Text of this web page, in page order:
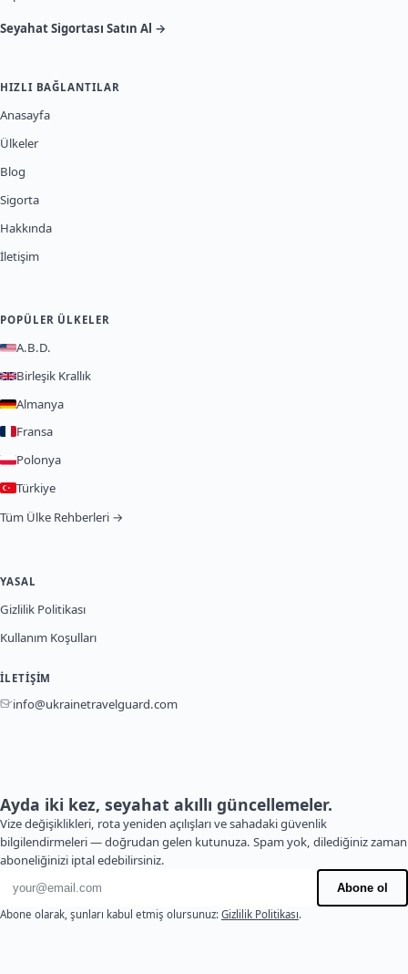
Seyahat Sigortası Satın Al →
HIZLI BAĞLANTILAR
Anasayfa
Ülkeler
Blog
Sigorta
Hakkında
İletişim
POPÜLER ÜLKELER
A.B.D.
Birleşik Krallık
Almanya
Fransa
Polonya
Türkiye
Tüm Ülke Rehberleri →
YASAL
Gizlilik Politikası
Kullanım Koşulları
İLETIŞIM
info@ukrainetravelguard.com
Ayda iki kez, seyahat akıllı güncellemeler.
Vize değişiklikleri, rota yeniden açılışları ve sahadaki güvenlik
bilgilendirmeleri — doğrudan gelen kutunuza. Spam yok, dilediğiniz zaman
aboneliğinizi iptal edebilirsiniz.
E-posta adresi
Abone ol
Abone olarak, şunları kabul etmiş olursunuz: Gizlilik Politikası.